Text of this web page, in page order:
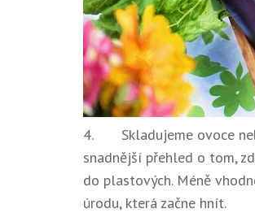
4. Skladujeme ovoce
snadnější přehled o tom,
do plastových. Méně
úrodu, která začne hnít.